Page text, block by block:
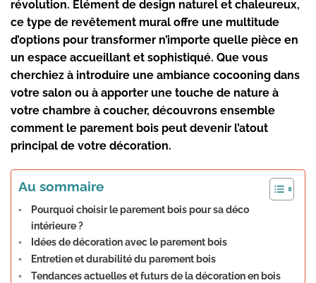
révolution. Élément de design naturel et chaleureux,
ce type de revêtement mural offre une multitude
d’options pour transformer n’importe quelle pièce en
un espace accueillant et sophistiqué. Que vous
cherchiez à introduire une ambiance cocooning dans
votre salon ou à apporter une touche de nature à
votre chambre à coucher, découvrons ensemble
comment le parement bois peut devenir l’atout
principal de votre décoration.
Au sommaire
Pourquoi choisir le parement bois pour sa déco
intérieure ?
Idées de décoration avec le parement bois
Entretien et durabilité du parement bois
Tendances actuelles et futurs de la décoration en bois